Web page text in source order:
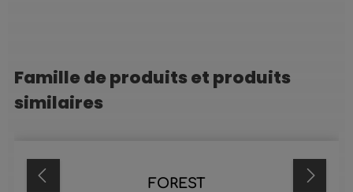
Ignorer la galerie de produits
Famille de produits et produits
similaires
FOREST